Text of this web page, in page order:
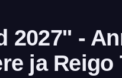
2027'' -
ja Reigo